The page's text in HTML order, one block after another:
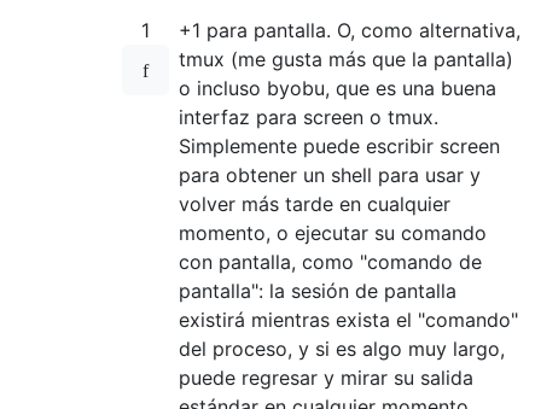
1
+1 para pantalla. O, como alternativa,
tmux (me gusta más que la pantalla)
o incluso byobu, que es una buena
interfaz para screen o tmux.
Simplemente puede escribir screen
para obtener un shell para usar y
volver más tarde en cualquier
momento, o ejecutar su comando
con pantalla, como "comando de
pantalla": la sesión de pantalla
existirá mientras exista el "comando"
del proceso, y si es algo muy largo,
puede regresar y mirar su salida